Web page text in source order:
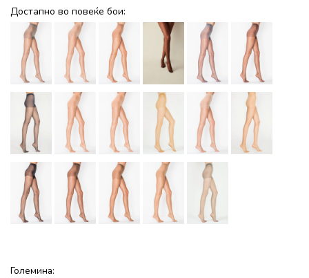
Достапно во повеќе бои:
Големина: